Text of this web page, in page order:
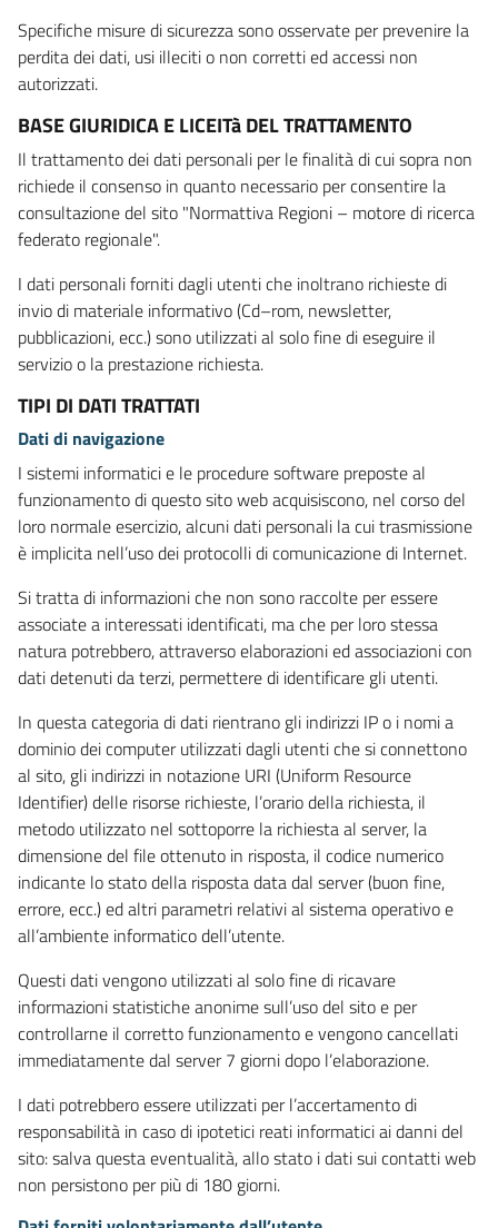
Specifiche misure di sicurezza sono osservate per prevenire la
perdita dei dati, usi illeciti o non corretti ed accessi non
autorizzati.
BASE GIURIDICA E LICEITà DEL TRATTAMENTO
Il trattamento dei dati personali per le finalità di cui sopra non
richiede il consenso in quanto necessario per consentire la
consultazione del sito "Normattiva Regioni – motore di ricerca
federato regionale".
I dati personali forniti dagli utenti che inoltrano richieste di
invio di materiale informativo (Cd–rom, newsletter,
pubblicazioni, ecc.) sono utilizzati al solo fine di eseguire il
servizio o la prestazione richiesta.
TIPI DI DATI TRATTATI
Dati di navigazione
I sistemi informatici e le procedure software preposte al
funzionamento di questo sito web acquisiscono, nel corso del
loro normale esercizio, alcuni dati personali la cui trasmissione
è implicita nell’uso dei protocolli di comunicazione di Internet.
Si tratta di informazioni che non sono raccolte per essere
associate a interessati identificati, ma che per loro stessa
natura potrebbero, attraverso elaborazioni ed associazioni con
dati detenuti da terzi, permettere di identificare gli utenti.
In questa categoria di dati rientrano gli indirizzi IP o i nomi a
dominio dei computer utilizzati dagli utenti che si connettono
al sito, gli indirizzi in notazione URI (Uniform Resource
Identifier) delle risorse richieste, l’orario della richiesta, il
metodo utilizzato nel sottoporre la richiesta al server, la
dimensione del file ottenuto in risposta, il codice numerico
indicante lo stato della risposta data dal server (buon fine,
errore, ecc.) ed altri parametri relativi al sistema operativo e
all’ambiente informatico dell’utente.
Questi dati vengono utilizzati al solo fine di ricavare
informazioni statistiche anonime sull’uso del sito e per
controllarne il corretto funzionamento e vengono cancellati
immediatamente dal server 7 giorni dopo l’elaborazione.
I dati potrebbero essere utilizzati per l’accertamento di
responsabilità in caso di ipotetici reati informatici ai danni del
sito: salva questa eventualità, allo stato i dati sui contatti web
non persistono per più di 180 giorni.